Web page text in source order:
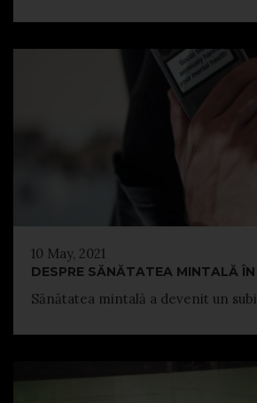
10 May, 2021
DESPRE SĂNĂTATEA MINTALĂ
Sănătatea mintală a devenit un